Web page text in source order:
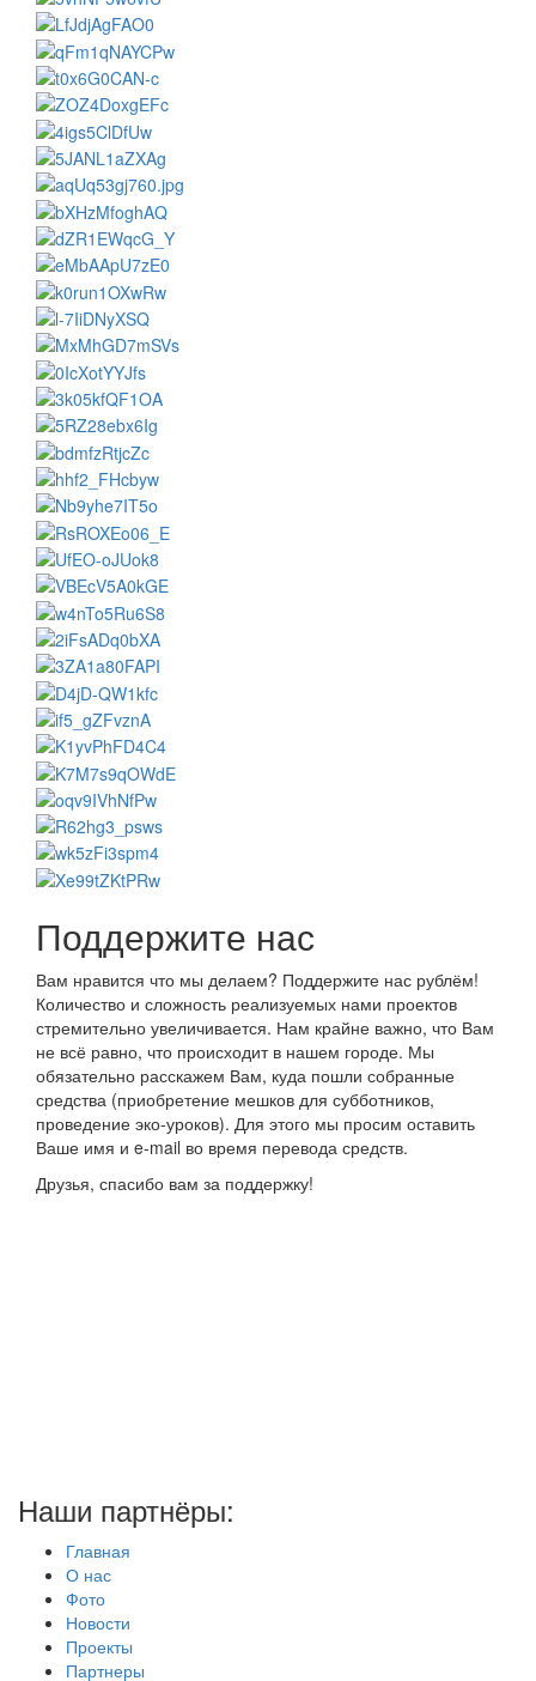
Поддержите нас
Вам нравится что мы делаем? Поддержите нас рублём!
Количество и сложность реализуемых нами проектов
стремительно увеличивается. Нам крайне важно, что Вам
не всё равно, что происходит в нашем городе. Мы
обязательно расскажем Вам, куда пошли собранные
средства (приобретение мешков для субботников,
проведение эко-уроков). Для этого мы просим оставить
Ваше имя и e-mail во время перевода средств.
Друзья, спасибо вам за поддержку!
Наши партнёры:
Главная
О нас
Фото
Новости
Проекты
Партнеры